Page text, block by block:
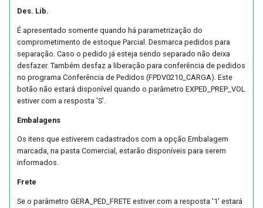
Parâmetros de Pedidos de
Venda (FUTL0125 PDV
Parâmetros da Emissão de
Etiquetas de Expedição
da Expedição (FUTL0125
PLC)
Entrega (FUTL0125 PME)
Des. Lib.
É apresentado somente quando há parametrização do
comprometimento de estoque Parcial. Desmarca pedidos para
separação. Caso o pedido já esteja sendo separado não deixa
desfazer. Também desfaz a liberação para conferência de pedidos
no programa Conferência de Pedidos (FPDV0210_CARGA). Este
botão não estará disponível quando o parâmetro EXPED_PREP_VOL
estiver com a resposta 'S'.
Embalagens
Os itens que estiverem cadastrados com a opção Embalagem
marcada, na pasta Comercial, estarão disponíveis para serem
informados.
Frete
Se o parâmetro GERA_PED_FRETE estiver com a resposta '1' estará